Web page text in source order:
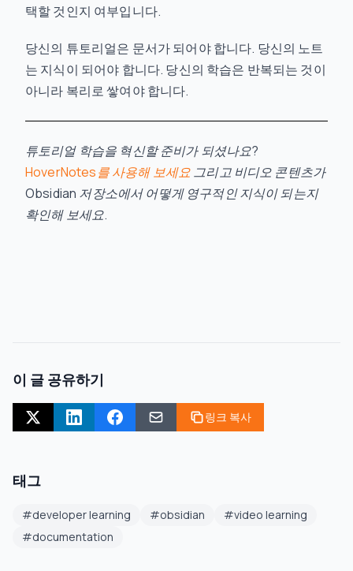
택할 것인지 여부입니다.
당신의 튜토리얼은 문서가 되어야 합니다. 당신의 노트
는 지식이 되어야 합니다. 당신의 학습은 반복되는 것이
아니라 복리로 쌓여야 합니다.
튜토리얼 학습을 혁신할 준비가 되셨나요?
HoverNotes를 사용해 보세요그리고 비디오 콘텐츠가
Obsidian 저장소에서 어떻게 영구적인 지식이 되는지
확인해 보세요.
이 글 공유하기
링크 복사
태그
#developer learning #obsidian #video learning
#documentation